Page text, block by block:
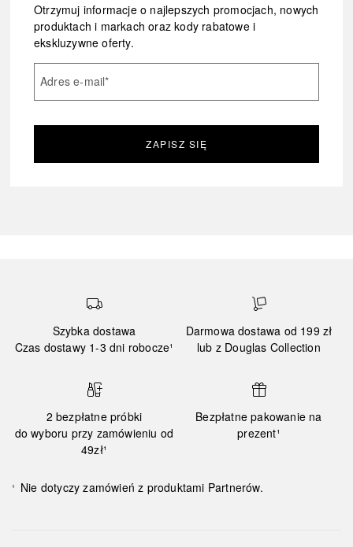
Otrzymuj informacje o najlepszych promocjach, nowych
produktach i markach oraz kody rabatowe i
ekskluzywne oferty.
Adres e-mail*
ZAPISZ SIĘ
Szybka dostawa
Czas dostawy 1-3 dni robocze¹
Darmowa dostawa od 199 zł
lub z Douglas Collection
2 bezpłatne próbki
do wyboru przy zamówieniu od
49zł¹
Bezpłatne pakowanie na
prezent¹
¹ Nie dotyczy zamówień z produktami Partnerów.